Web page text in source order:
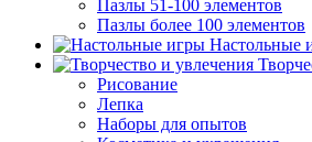
Пазлы 51-100 элементов
Пазлы более 100 элементов
Настольные
Рисование
Лепка
Наборы для опытов